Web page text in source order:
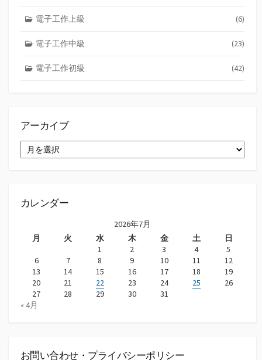
電子工作上級 (6)
電子工作中級 (23)
電子工作初級 (42)
アーカイブ
ー
カレンダー
2026年7月
月
火 水 木 金 土
日
1
2 3 4
5
6
7 8 9 10 11
12
13
14 15 16 17 18
19
20
21 22 23 24 25
26
27
28 29 30
31
« 4月
お問い合わせ・プライバシーポリシー